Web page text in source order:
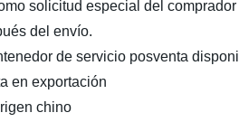
solicitud especial del comprador
del envío.
de servicio posventa
en exportación
chino